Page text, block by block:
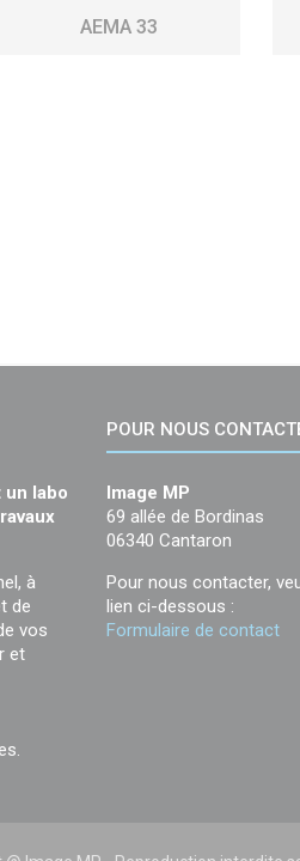
AEMA 33
un labo
à
de
vos
et
POUR NOUS
Image MP
69 allée de Bordinas
06340 Cantaron
Pour nous contacter,
lien ci-dessous :
Formulaire de contact